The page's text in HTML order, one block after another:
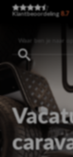
Klantbeoordeling 8.7